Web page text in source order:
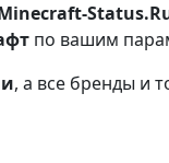
по вашим
, а все бренды и